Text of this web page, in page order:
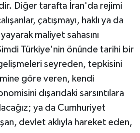
Diğer tarafta İran'da rejimi
çatışmayı, haklı ya da
maliyet sahasını
Türkiye'nin önünde tarihi bir
seyreden, tepkisini
göre veren, kendi
dışarıdaki sarsıntılara
ya da Cumhuriyet
devlet aklıyla hareket eden,